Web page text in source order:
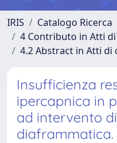
IRIS
Catalogo Ricerca
4 Contributo in Atti
4.2 Abstract in Atti di
Insufficienza
ipercapnica in
ad intervento
diaframmatica.